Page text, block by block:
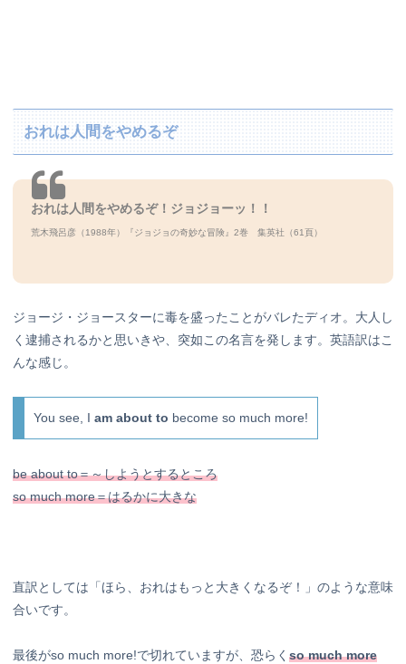
おれは人間をやめるぞ
おれは人間をやめるぞ！ジョジョーッ！！
荒木飛呂彦（1988年）『ジョジョの奇妙な冒険』2巻 集英社（61頁）
ジョージ・ジョースターに毒を盛ったことがバレたディオ。大人し
く逮捕されるかと思いきや、突如この名言を発します。英語訳はこ
んな感じ。
You see, I am about to become so much more!
be about to＝～しようとするところ
so much more＝はるかに大きな
直訳としては「ほら、おれはもっと大きくなるぞ！」のような意味
合いです。
最後がso much more!で切れていますが、恐らく so much more